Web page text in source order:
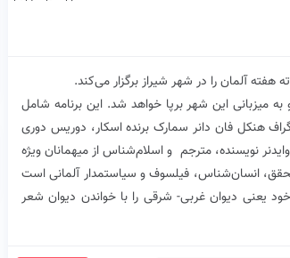
آلمان را در شهر شیراز برگزار می‌کند.
میزبانی این شهر برپا خواهد شد. این برنامه شامل
هنکل فان دانر سمارک برنده اسکار، دوریس دوری
نویسنده‌، مترجم و اسلام‌شناس از میهمانان ویژه
انسان‌شناس، فیلسوف و سیاستمدار آلمانی است
یعنی دیوان غربی- شرقی را با خواندن دیوان شعر